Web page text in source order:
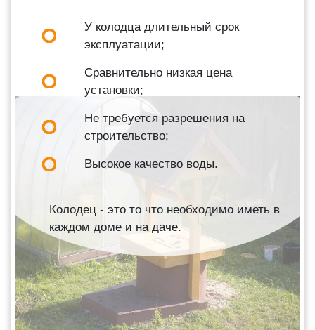
У колодца длительный срок
эксплуатации;
Сравнительно низкая цена
установки;
Не требуется разрешения на
строительство;
Высокое качество воды.
Колодец - это то что необходимо иметь в
каждом доме и на даче.